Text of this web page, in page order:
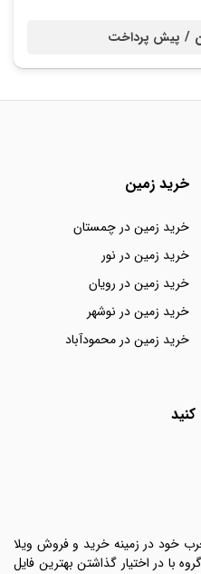
پیش پرداخت
خرید زمین
خرید زمین در چمستان
خرید زمین در نور
خرید زمین در رویان
خرید زمین در نوشهر
خرید زمین در محمودآباد
خود در زمینه خرید و فروش ویلا
با در اختیار گذاشتن بهترین فایل